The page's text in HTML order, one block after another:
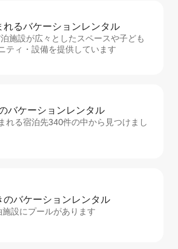
れるバ⁠ケ⁠ー⁠シ⁠ョ⁠ンレ⁠ン⁠タ⁠ル
施設が広々としたスペースや子ども
ティ・設備を提供しています
バ⁠ケ⁠ー⁠シ⁠ョ⁠ンレ⁠ン⁠タ⁠ル
れる宿泊先340件の中から見つけまし
のバ⁠ケ⁠ー⁠シ⁠ョ⁠ンレ⁠ン⁠タ⁠ル
設にプールがあります